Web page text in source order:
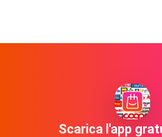
Scarica l'app